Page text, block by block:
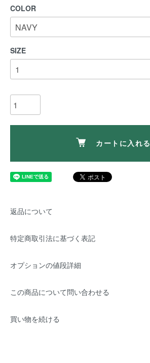
COLOR
SIZE
カートに入れる
返品について
特定商取引法に基づく表記
オプションの値段詳細
この商品について問い合わせる
買い物を続ける